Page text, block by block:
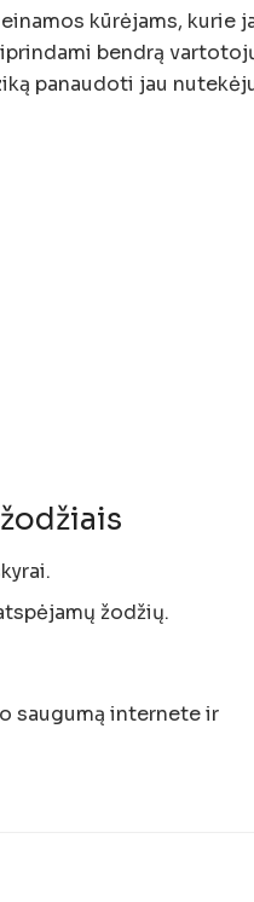
kūrėjams, kurie
bendrą
panaudoti jau
žodžių.
saugumą internete ir